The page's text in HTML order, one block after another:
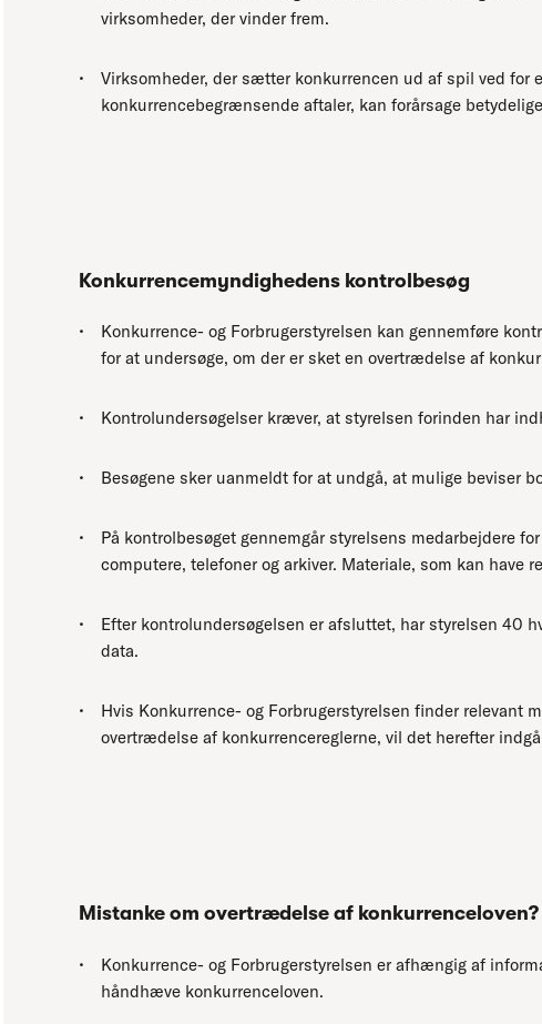
virksomheder, der vinder frem.
Virksomheder, der sætter konkurrencen ud af spil ved for
konkurrencebegrænsende aftaler, kan forårsage
Konkurrencemyndighedens kontrolbesøg
Konkurrence- og Forbrugerstyrelsen kan gennemføre
for at undersøge, om der er sket en overtrædelse af
Kontrolundersøgelser kræver, at styrelsen forinden har
Besøgene sker uanmeldt for at undgå, at mulige beviser
På kontrolbesøget gennemgår styrelsens medarbejdere
computere, telefoner og arkiver. Materiale, som kan have
Efter kontrolundersøgelsen er afsluttet, har styrelsen 40
data.
Hvis Konkurrence- og Forbrugerstyrelsen finder relevant
overtrædelse af konkurrencereglerne, vil det herefter
Mistanke om overtrædelse af konkurrenceloven?
Konkurrence- og Forbrugerstyrelsen er afhængig af
håndhæve konkurrenceloven.